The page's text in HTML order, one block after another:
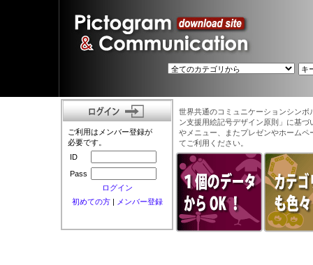
ご利用はメンバー登録が
必要です。
ID
Pass
ログイン
初めての方| メンバー登録
世界共通のコミュニケーションシン
ン支援用絵記号デザイン原則」に基
やメニュー、またプレゼンやホーム
てご利用ください。